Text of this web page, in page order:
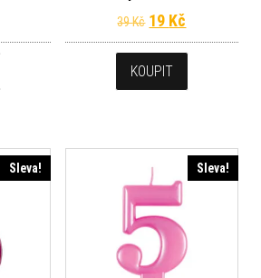
cena byla: 39 Kč.
cena je: 19 Kč.
39Kč Původní cena
19 Kč
KOUPIT
Sleva! Sleva!